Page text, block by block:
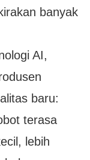
banyak
AI,
baru:
terasa
lebih